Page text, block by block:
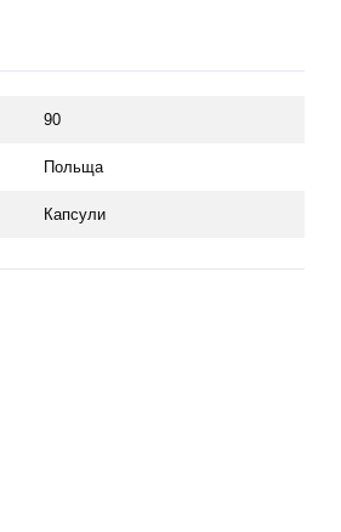
90
Польща
Капсули